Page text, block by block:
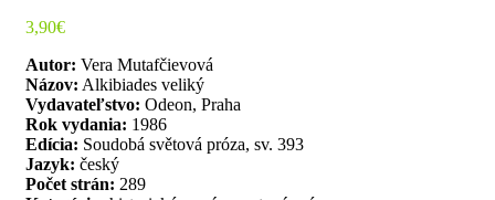
3,90€
Autor: Vera Mutafčievová
Názov: Alkibiades veliký
Vydavateľstvo: Odeon, Praha
Rok vydania: 1986
Edícia: Soudobá světová próza, sv. 393
Jazyk: český
Počet strán: 289